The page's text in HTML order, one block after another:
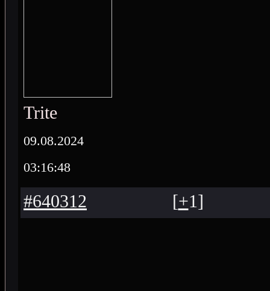
Trite
09.08.2024
03:16:48
#640312 [+1]